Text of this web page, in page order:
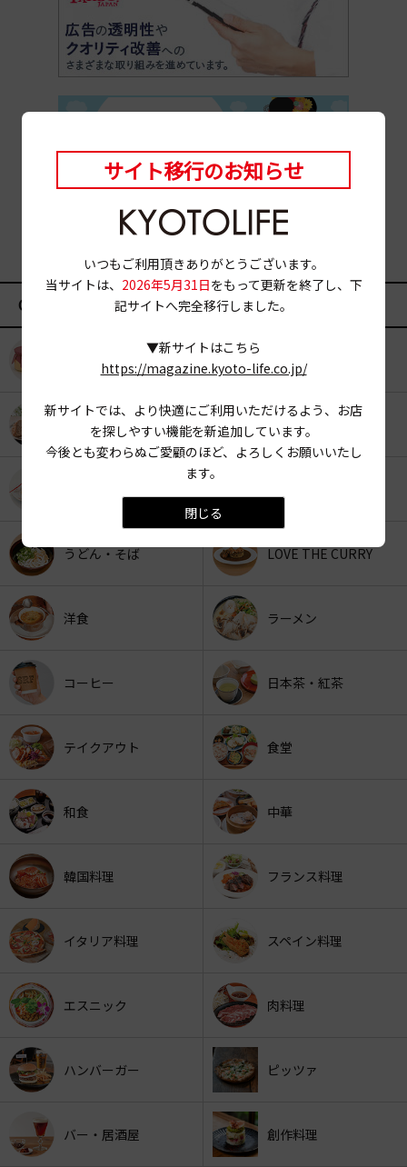
サイト移行のお知らせ
いつもご利用頂きありがとうございます。
当サイトは、 2026年5月31日をもって更新を終了し、下
記サイトへ完全移行しました。
▼新サイトはこちら
https://magazine.kyoto-life.co.jp/
新サイトでは、より快適にご利用いただけるよう、お店
を探しやすい機能を新追加しています。
今後とも変わらぬご愛顧のほど、よろしくお願いいたし
ます。
閉じる
CATEGORY
KYOTO OYATSU CLUB スナックフード
カフェ 京みやげ
うどん・そば LOVE THE CURRY
洋食 ラーメン
コーヒー 日本茶・紅茶
テイクアウト 食堂
和食 中華
韓国料理 フランス料理
イタリア料理 スペイン料理
エスニック 肉料理
ハンバーガー ピッツァ
バー・居酒屋 創作料理